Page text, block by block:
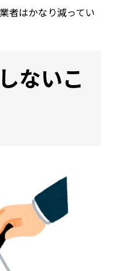
者はかなり減ってい
ないこ